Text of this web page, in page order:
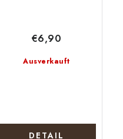
Ausverkauft
€6,90
DETAIL